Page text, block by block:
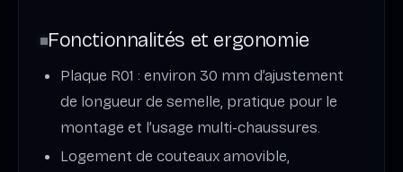
Fonctionnalités et ergonomie
Plaque R01 : environ 30 mm d’ajustement
de longueur de semelle, pratique pour le
montage et l’usage multi-chaussures.
Logement de couteaux amovible,